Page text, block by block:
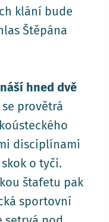
klání bude
Štěpána
hned dvě
provětrá
disciplínami
o tyči.
štafetu pak
sportovní